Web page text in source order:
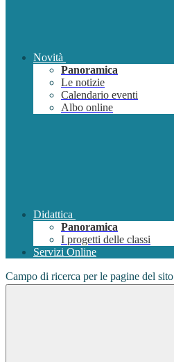
Novità
Panoramica
Le notizie
Calendario eventi
Albo online
Didattica
Panoramica
I progetti delle classi
Servizi Online
Campo di ricerca per le pagine del sito